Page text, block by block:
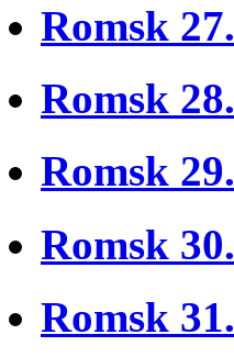
Romsk 27.
Romsk 28.
Romsk 29.
Romsk 30.
Romsk 31.